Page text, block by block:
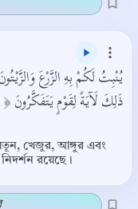
يُنْبِتُ لَكُمْ بِهِ الزَّرْعَ
ذَلِكَ لَآيَةً لِقَوْمٍ يَتَفَكَّرُونَ ﴿١١﴾
খেজুর, আঙ্গুর এবং
রয়েছে।